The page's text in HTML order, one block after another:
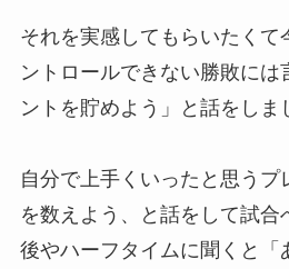
それを実感してもらいたくて
ントロールできない勝敗には
ントを貯めよう」と話をしま
自分で上手くいったと思うプ
を数えよう、と話をして試合
後やハーフタイムに聞くと「